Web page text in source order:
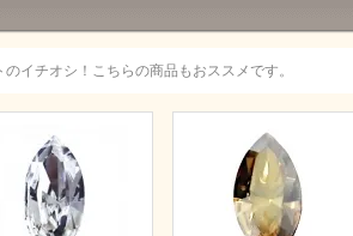
イチオシ！こちらの商品もおススメです。